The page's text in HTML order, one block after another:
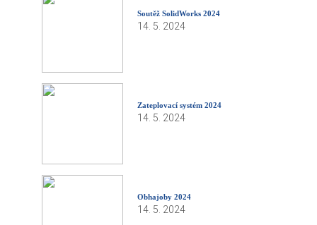
Soutěž SolidWorks 2024
14. 5. 2024
Zateplovací systém 2024
14. 5. 2024
Obhajoby 2024
14. 5. 2024